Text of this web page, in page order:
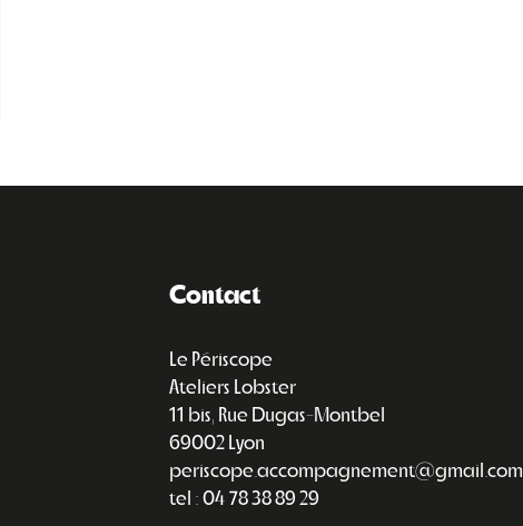
Contact
Le Périscope
Ateliers Lobster
11 bis, Rue Dugas-Montbel
69002 Lyon
periscope.accompagnement@gmail.com
tel : 04 78 38 89 29